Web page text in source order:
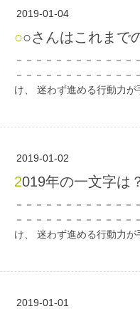
2019-01-04
○○さんはこれまで
－－－－－－－－－－－
－－－－－－－－－－－
け、 迷わず進める行動力
2019-01-02
2019年の一文字は
－－－－－－－－－－－
－－－－－－－－－－－
け、 迷わず進める行動力
2019-01-01